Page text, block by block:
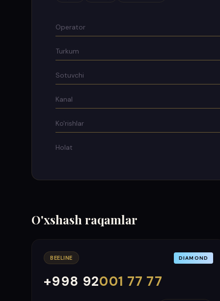
Operator
Turkum
Sotuvchi
Kanal
Ko'rishlar
Holat
O'xshash raqamlar
BEELINE DIAMOND
+998 92001 77 77
000
999